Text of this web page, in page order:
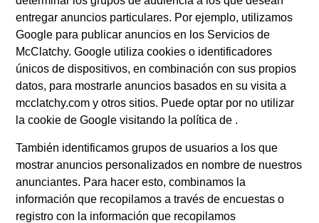
entregar anuncios particulares. Por ejemplo, utilizamos
Google para publicar anuncios en los Servicios de
McClatchy. Google utiliza cookies o identificadores
únicos de dispositivos, en combinación con sus propios
datos, para mostrarle anuncios basados en su visita a
mcclatchy.com y otros sitios. Puede optar por no utilizar
la cookie de Google visitando la política de .
También identificamos grupos de usuarios a los que
mostrar anuncios personalizados en nombre de nuestros
anunciantes. Para hacer esto, combinamos la
información que recopilamos a través de encuestas o
registro con la información que recopilamos